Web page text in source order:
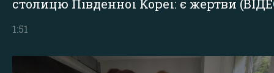
столицю Південної Кореї: є жертви
1:51